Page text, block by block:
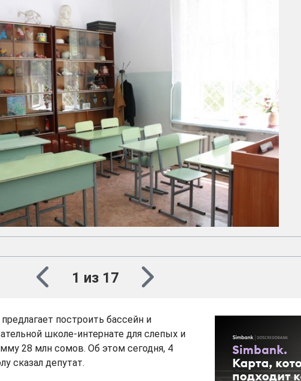
1 из 17
построить бассейн и
школе-интернате для слепых и
28 млн сомов. Об этом сегодня, 4
сказал депутат.